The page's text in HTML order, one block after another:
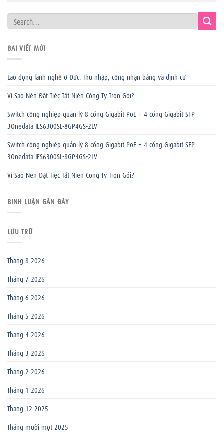
BÀI VIẾT MỚI
Lao động lành nghề ở Đức: Thu nhập, công nhận bằng và định cư
Vì Sao Nên Đặt Tiệc Tất Niên Công Ty Trọn Gói?
Switch công nghiệp quản lý 8 cổng Gigabit PoE + 4 cổng Gigabit SFP
3Onedata IES6300SL-8GP4GS-2LV
Switch công nghiệp quản lý 8 cổng Gigabit PoE + 4 cổng Gigabit SFP
3Onedata IES6300SL-8GP4GS-2LV
Vì Sao Nên Đặt Tiệc Tất Niên Công Ty Trọn Gói?
BÌNH LUẬN GẦN ĐÂY
LƯU TRỮ
Tháng 8 2026
Tháng 7 2026
Tháng 6 2026
Tháng 5 2026
Tháng 4 2026
Tháng 3 2026
Tháng 2 2026
Tháng 1 2026
Tháng 12 2025
Tháng mười một 2025